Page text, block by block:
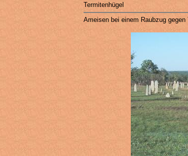
Termitenhügel
Ameisen bei einem Raubzug gegen